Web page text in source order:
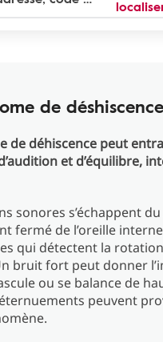
de déshiscence
de déhiscence peut
et d’équilibre,
sonores s’échappent
fermé de l’oreille
qui détectent la
bruit fort peut donner
ou se balance de
peuvent